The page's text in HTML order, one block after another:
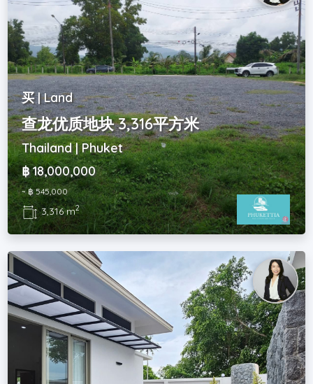
买 | Land
查龙优质地块 3,316平方米
Thailand | Phuket
฿ 18,000,000
~ ฿ 545,000
3,316 m2